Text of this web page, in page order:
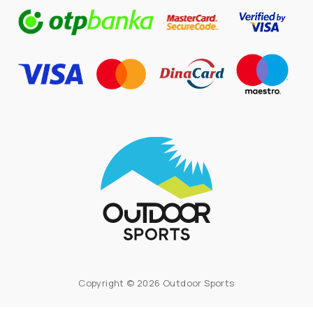
Copyright © 2026 Outdoor Sports